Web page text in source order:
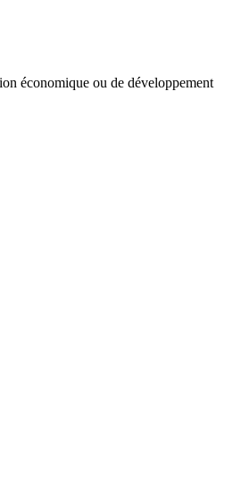
économique ou de développement